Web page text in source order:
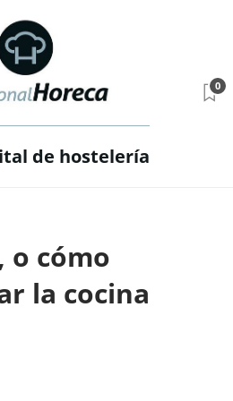
de hostelería
0
o cómo
la cocina